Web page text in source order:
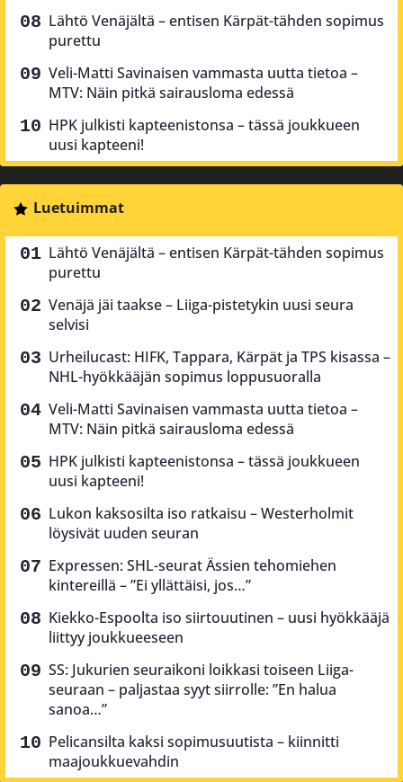
Lähtö Venäjältä – entisen Kärpät-tähden sopimus
purettu
Veli-Matti Savinaisen vammasta uutta tietoa –
MTV: Näin pitkä sairausloma edessä
HPK julkisti kapteenistonsa – tässä joukkueen
uusi kapteeni!
Luetuimmat
Lähtö Venäjältä – entisen Kärpät-tähden sopimus
purettu
Venäjä jäi taakse – Liiga-pistetykin uusi seura
selvisi
Urheilucast: HIFK, Tappara, Kärpät ja TPS kisassa –
NHL-hyökkääjän sopimus loppusuoralla
Veli-Matti Savinaisen vammasta uutta tietoa –
MTV: Näin pitkä sairausloma edessä
HPK julkisti kapteenistonsa – tässä joukkueen
uusi kapteeni!
Lukon kaksosilta iso ratkaisu – Westerholmit
löysivät uuden seuran
Expressen: SHL-seurat Ässien tehomiehen
kintereillä – ”Ei yllättäisi, jos…”
Kiekko-Espoolta iso siirtouutinen – uusi hyökkääjä
liittyy joukkueeseen
SS: Jukurien seuraikoni loikkasi toiseen Liiga-
seuraan – paljastaa syyt siirrolle: ”En halua
sanoa…”
Pelicansilta kaksi sopimusuutista – kiinnitti
maajoukkuevahdin